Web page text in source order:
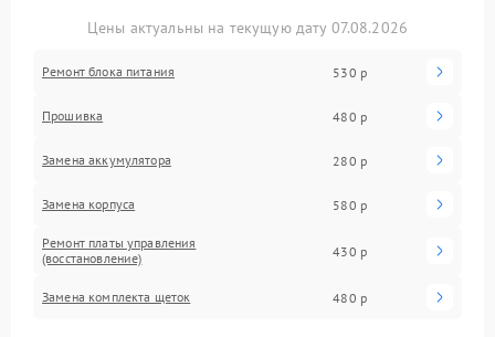
Цены актуальны на текущую дату 07.08.2026
Ремонт блока питания 530 р
Прошивка 480 р
Замена аккумулятора 280 р
Замена корпуса 580 р
Ремонт платы управления
(восстановление)
430 р
Замена комплекта щеток 480 р